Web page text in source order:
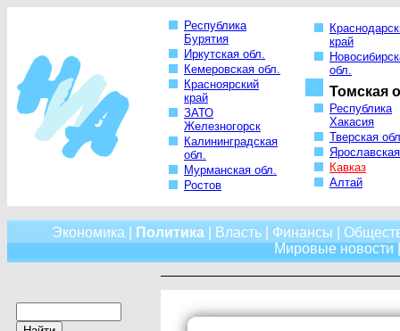
Республика
Бурятия
Иркутская обл.
Кемеровская обл.
Красноярский
край
ЗАТО
Железногорск
Калининградская
обл.
Мурманская обл.
Ростов
край
обл.
Томская
Республика
Хакасия
Тверская
Кавказ
Алтай
Экономика Политика| Власть| Финансы
Мировые новости